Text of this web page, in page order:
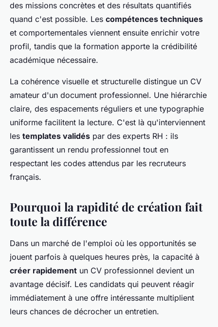
des missions concrètes et des résultats quantifiés
quand c'est possible. Les compétences techniques
et comportementales viennent ensuite enrichir votre
profil, tandis que la formation apporte la crédibilité
académique nécessaire.
La cohérence visuelle et structurelle distingue un CV
amateur d'un document professionnel. Une hiérarchie
claire, des espacements réguliers et une typographie
uniforme facilitent la lecture. C'est là qu'interviennent
les templates validés par des experts RH : ils
garantissent un rendu professionnel tout en
respectant les codes attendus par les recruteurs
français.
Pourquoi la rapidité de création fait
toute la différence
Dans un marché de l'emploi où les opportunités se
jouent parfois à quelques heures près, la capacité à
créer rapidement un CV professionnel devient un
avantage décisif. Les candidats qui peuvent réagir
immédiatement à une offre intéressante multiplient
leurs chances de décrocher un entretien.